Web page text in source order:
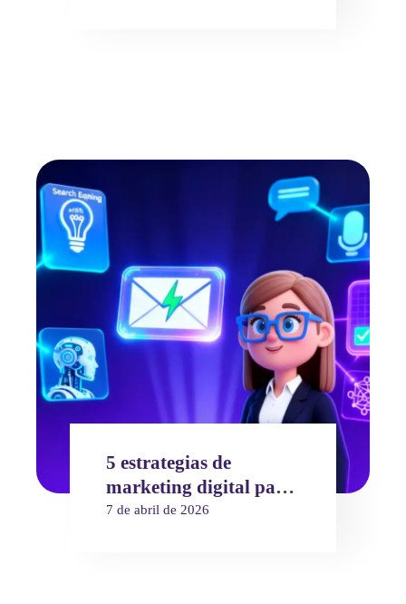
5 estrategias de
marketing digital para
emprendedores (con
7 de abril de 2026